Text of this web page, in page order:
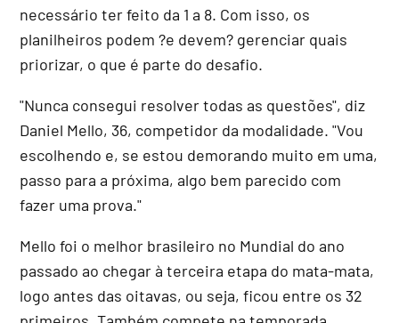
necessário ter feito da 1 a 8. Com isso, os
planilheiros podem ?e devem? gerenciar quais
priorizar, o que é parte do desafio.
"Nunca consegui resolver todas as questões", diz
Daniel Mello, 36, competidor da modalidade. "Vou
escolhendo e, se estou demorando muito em uma,
passo para a próxima, algo bem parecido com
fazer uma prova."
Mello foi o melhor brasileiro no Mundial do ano
passado ao chegar à terceira etapa do mata-mata,
logo antes das oitavas, ou seja, ficou entre os 32